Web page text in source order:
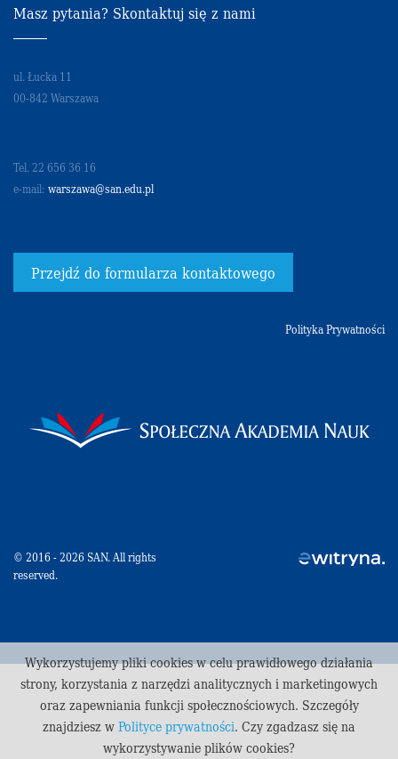
Masz pytania? Skontaktuj się z nami
ul. Łucka 11
00-842 Warszawa
Tel. 22 656 36 16
e-mail: warszawa@san.edu.pl
Przejdź do formularza kontaktowego
Polityka Prywatności
© 2016 - 2026 SAN. All rights
reserved.
Wykorzystujemy pliki cookies w celu prawidłowego działania
strony, korzystania z narzędzi analitycznych i marketingowych
oraz zapewniania funkcji społecznościowych. Szczegóły
znajdziesz wPolityce prywatności. Czy zgadzasz się na
wykorzystywanie plików cookies?